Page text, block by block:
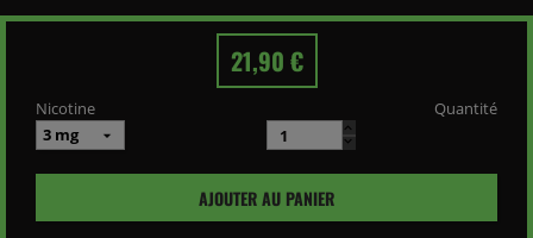
21,90 €
Nicotine Quantité
AJOUTER AU PANIER